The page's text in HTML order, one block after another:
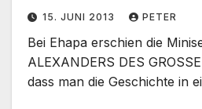
15. JUNI 2013 PETER
Bei Ehapa erschien die
ALEXANDERS DES
dass man die Geschichte in